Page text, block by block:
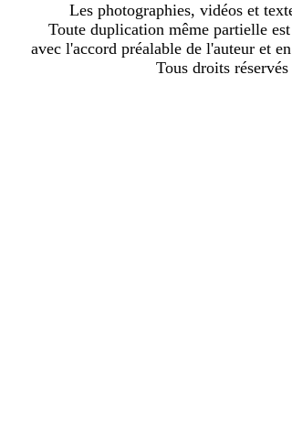
Les photographies, vidéos et
Toute duplication même partielle
avec l'accord préalable de l'auteur et
Tous droits